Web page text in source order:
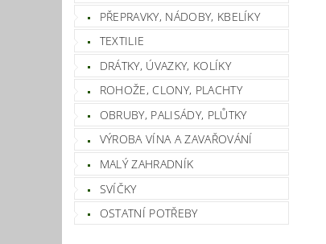
PŘEPRAVKY, NÁDOBY, KBELÍKY
TEXTILIE
DRÁTKY, ÚVAZKY, KOLÍKY
ROHOŽE, CLONY, PLACHTY
OBRUBY, PALISÁDY, PLŮTKY
VÝROBA VÍNA A ZAVAŘOVÁNÍ
MALÝ ZAHRADNÍK
SVÍČKY
OSTATNÍ POTŘEBY